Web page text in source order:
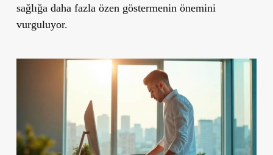
sağlığa daha fazla özen göstermenin önemini
vurguluyor.